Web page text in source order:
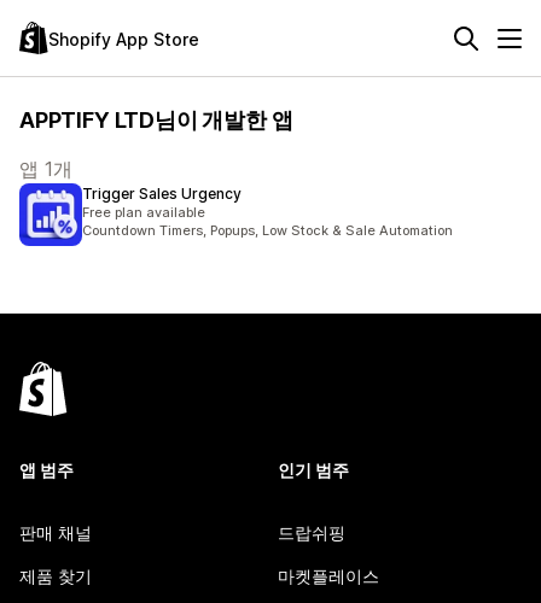
Shopify App Store
APPTIFY LTD님이 개발한 앱
앱 1개
Trigger Sales Urgency
Free plan available
Countdown Timers, Popups, Low Stock & Sale Automation
앱 범주
판매 채널
제품 찾기
인기 범주
드랍쉬핑
마켓플레이스